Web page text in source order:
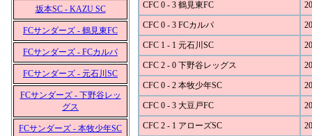
坂本SC - KAZU SC
FCサンダーズ - 鶴見東FC
FCサンダーズ - FCカルパ
FCサンダーズ - 元石川SC
FCサンダーズ - 下野谷レッ
グス
FCサンダーズ - 本牧少年SC
CFC 0 - 3 鶴見東FC
CFC 0 - 3 FCカルパ
CFC 1 - 1 元石川SC
CFC 2 - 0 下野谷レッグス
CFC 0 - 2 本牧少年SC
CFC 0 - 3 大豆戸FC
CFC 2 - 1 アローズSC